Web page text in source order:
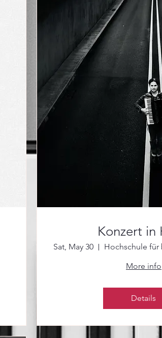
Konzert in
Sat, May 30
More info
Details